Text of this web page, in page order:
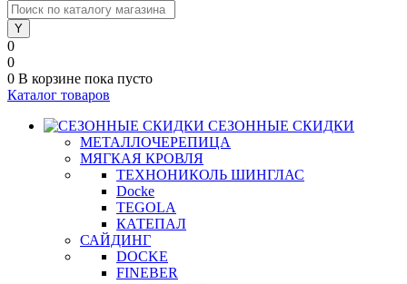
0
0
0 В корзине пока пусто
Каталог товаров
СЕЗОННЫЕ СКИДКИ
МЕТАЛЛОЧЕРЕПИЦА
МЯГКАЯ КРОВЛЯ
ТЕХНОНИКОЛЬ ШИНГЛАС
Docke
TEGOLA
КАТЕПАЛ
САЙДИНГ
DOCKE
FINEBER